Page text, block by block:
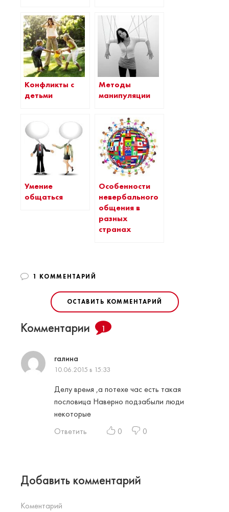
Конфликты с
детьми
Методы
манипуляции
Умение
общаться
Особенности
невербального
общения в
разных
странах
1 КОММЕНТАРИЙ
ОСТАВИТЬ КОММЕНТАРИЙ
Комментарии 1
галина
10.06.2015 в 15:33
Делу время ,а потехе час есть такая
пословица Наверно подзабыли люди
некоторые
Ответить
0 0
Добавить комментарий
Коментарий